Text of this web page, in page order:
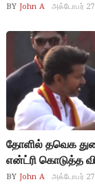
BY John A அக்டோபர்
தோளில் தவெக
என்ட்ரி கொடுத்த
BY John A அக்டோபர்